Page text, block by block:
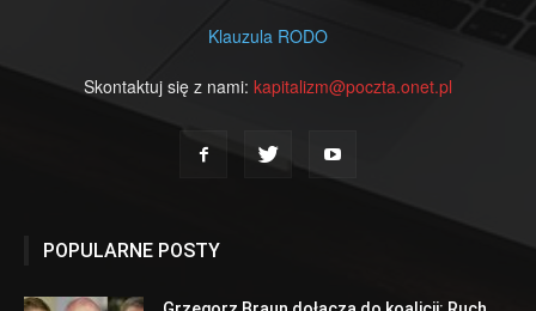
Klauzula RODO
Skontaktuj się z nami: kapitalizm@poczta.onet.pl
POPULARNE POSTY